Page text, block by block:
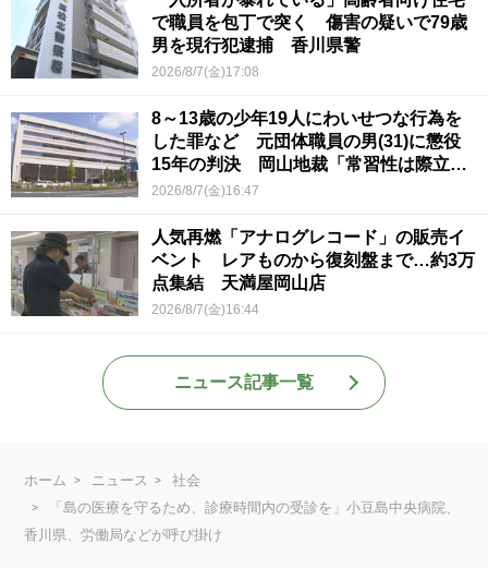
で職員を包丁で突く 傷害の疑いで79歳
男を現行犯逮捕 香川県警
2026/8/7(金)17:08
8～13歳の少年19人にわいせつな行為を
した罪など 元団体職員の男(31)に懲役
15年の判決 岡山地裁「常習性は際立っ
ていて被害結果も非常に重い」
2026/8/7(金)16:47
人気再燃「アナログレコード」の販売イ
ベント レアものから復刻盤まで…約3万
点集結 天満屋岡山店
2026/8/7(金)16:44
ニュース記事一覧
ホーム ニュース
社会
「島の医療を守るため、診療時間内の受診を」小豆島中央病院、
香川県、労働局などが呼び掛け